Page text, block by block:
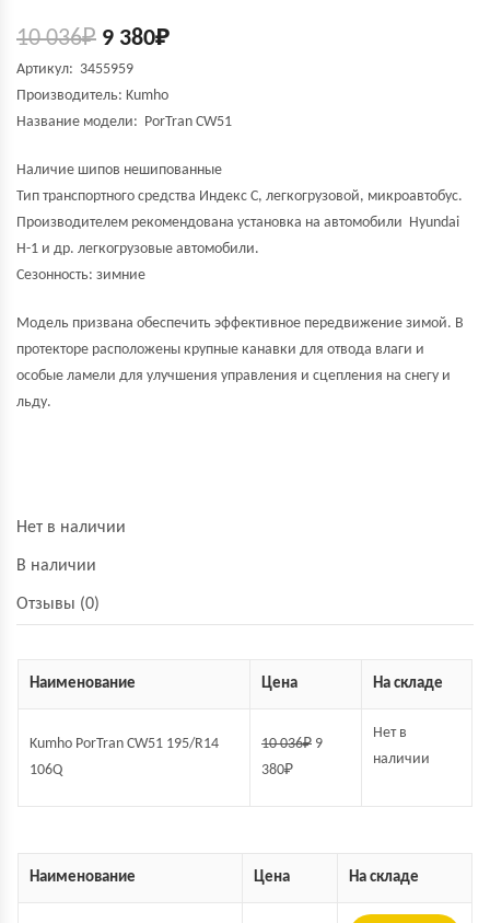
10 036₽ 9 380₽
Артикул: 3455959
Производитель: Kumho
Название модели: PorTran CW51
Наличие шипов нешипованные
Тип транспортного средства Индекс С, легкогрузовой, микроавтобус.
Производителем рекомендована установка на автомобили Hyundai
H-1 и др. легкогрузовые автомобили.
Сезонность: зимние
Модель призвана обеспечить эффективное передвижение зимой. В
протекторе расположены крупные канавки для отвода влаги и
особые ламели для улучшения управления и сцепления на снегу и
льду.
Нет в наличии
В наличии
Отзывы (0)
Наименование Цена На складе
Kumho PorTran CW51 195/R14
106Q
10 036₽ 9
380₽
Нет в
наличии
Наименование Цена На складе